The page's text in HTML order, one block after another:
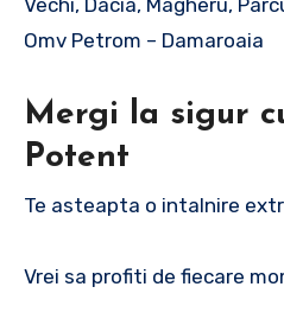
Vechi, Dacia, Magheru,
Omv Petrom – Damaroaia
Mergi la sigur
Potent
Te asteapta o intalnire
Vrei sa profiti de fiecare